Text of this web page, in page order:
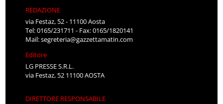
REDAZIONE
via Festaz, 52 - 11100 Aosta
Tel: 0165/231711 - Fax: 0165/1820141
Mail:segreteria@gazzettamatin.com
Editore
LG PRESSE S.R.L.
via Festaz, 52 11100 AOSTA
DIRETTORE RESPONSABILE